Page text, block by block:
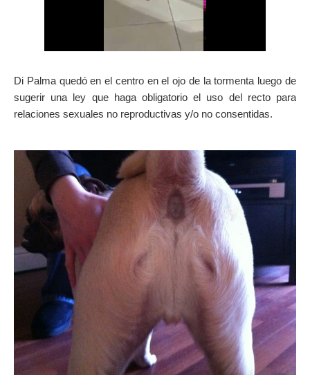
Di Palma quedó en el centro en el ojo de la tormenta luego de
sugerir una ley que haga obligatorio el uso del recto para
relaciones sexuales no reproductivas y/o no consentidas.